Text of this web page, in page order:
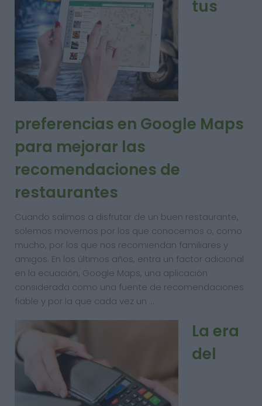
tus
preferencias en Google Maps
para mejorar las
recomendaciones de
restaurantes
Cuando salimos a disfrutar de un buen restaurante,
solemos movernos por los que conocemos o, como
mucho, por los que nos recomiendan familiares y
amigos. En los últimos años, entra un factor adicional
en la ecuación, Google Maps, una aplicación
considerada como una fuente de recomendaciones
fiable y por la que cada vez un …
La era
del